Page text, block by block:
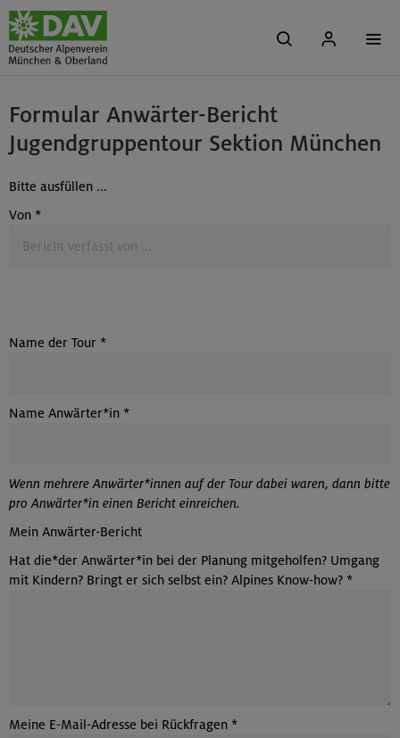
Formular Anwärter-Bericht
Jugendgruppentour Sektion München
Bitte ausfüllen ...
Von *
Name der Tour *
Name Anwärter*in *
Wenn mehrere Anwärter*innen auf der Tour dabei waren, dann bitte
pro Anwärter*in einen Bericht einreichen.
Mein Anwärter-Bericht
Hat die*der Anwärter*in bei der Planung mitgeholfen? Umgang
mit Kindern? Bringt er sich selbst ein? Alpines Know-how? *
Meine E-Mail-Adresse bei Rückfragen *